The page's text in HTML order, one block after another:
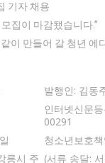
기자 채용
집이 마감됐습니다.”
이 만들어 갈 청년 에
발행인: 김동
인터넷신문
00291
청소년보호
릉시 주 (서류 송달: